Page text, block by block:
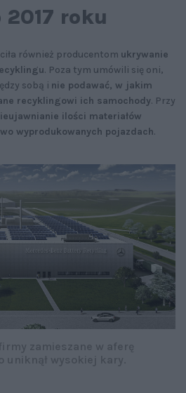
roku
również producentom ukrywanie
. Poza tym umówili się oni,
sobą i nie podawać, w jakim
recyklingowi ich samochody. Przy
ilości materiałów
wyprodukowanych pojazdach.